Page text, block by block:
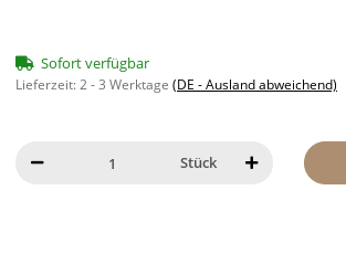
Sofort verfügbar
Lieferzeit:2 - 3 Werktage (DE - Ausland abweichend)
Stück